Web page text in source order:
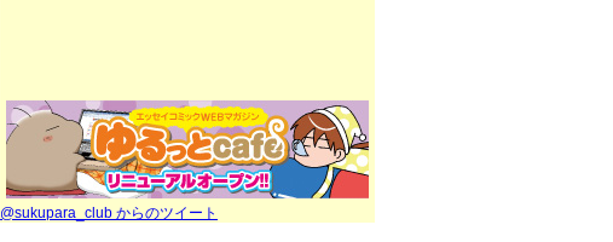
@sukupara_club からのツイート